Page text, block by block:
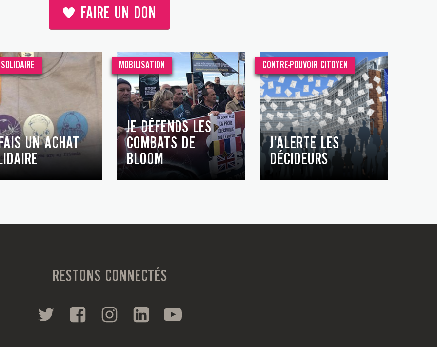
FAIRE UN DON
UN ACHAT
MOBILISATION
JE DÉFENDS LES
COMBATS DE
BLOOM
CONTRE-POUVOIR CITOYEN
J’ALERTE LES
DÉCIDEURS
RESTONS CONNECTÉS